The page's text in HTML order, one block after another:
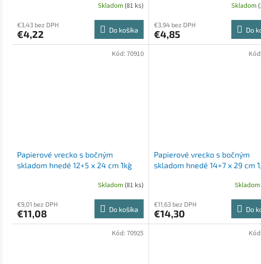
Skladom (81 ks)
€3,43 bez DPH
€4,22 Do košíka
Skladom
€3,94 bez DPH
€4,85 Do
Papierové vrecko s bočným
skladom hnedé 12+5 x 24 cm `1kg`
Skladom (81 ks)
€9,01 bez DPH
€11,08 Do košíka
Kód: 70910
Papierové vrecko s bočným
skladom hnedé 14+7 x 29 cm
Skladom
€11,63 bez DPH
€14,30 Do
Kód:
Kód: 70925 Kód: